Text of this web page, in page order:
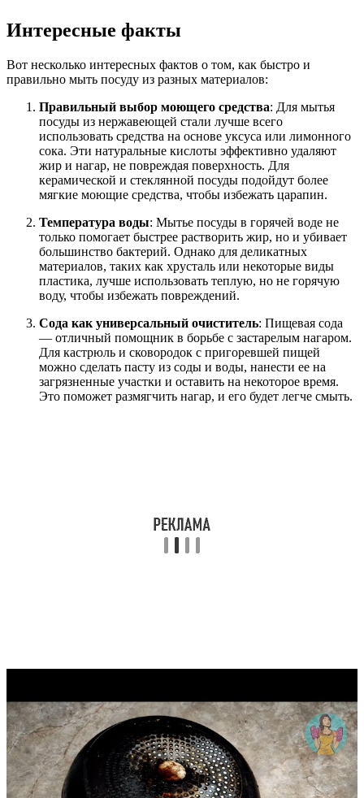
Интересные факты
Вот несколько интересных фактов о том, как быстро и
правильно мыть посуду из разных материалов:
Правильный выбор моющего средства: Для мытья
посуды из нержавеющей стали лучше всего
использовать средства на основе уксуса или лимонного
сока. Эти натуральные кислоты эффективно удаляют
жир и нагар, не повреждая поверхность. Для
керамической и стеклянной посуды подойдут более
мягкие моющие средства, чтобы избежать царапин.
Температура воды: Мытье посуды в горячей воде не
только помогает быстрее растворить жир, но и убивает
большинство бактерий. Однако для деликатных
материалов, таких как хрусталь или некоторые виды
пластика, лучше использовать теплую, но не горячую
воду, чтобы избежать повреждений.
Сода как универсальный очиститель: Пищевая сода
— отличный помощник в борьбе с застарелым нагаром.
Для кастрюль и сковородок с пригоревшей пищей
можно сделать пасту из соды и воды, нанести ее на
загрязненные участки и оставить на некоторое время.
Это поможет размягчить нагар, и его будет легче смыть.